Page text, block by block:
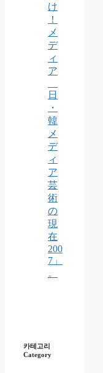
け
！
メ
デ
ィ
ア
日
・
韓
メ
デ
ィ
ア
芸
術
の
現
在
200
7」
。
카테고리
Category